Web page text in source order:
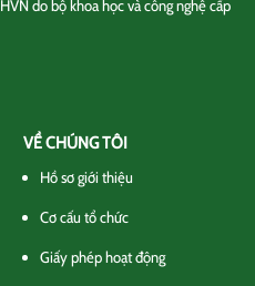
do bộ khoa học và công nghệ cấp
VỀ CHÚNG TÔI
Hồ sơ giới thiệu
Cơ cấu tổ chức
Giấy phép hoạt động